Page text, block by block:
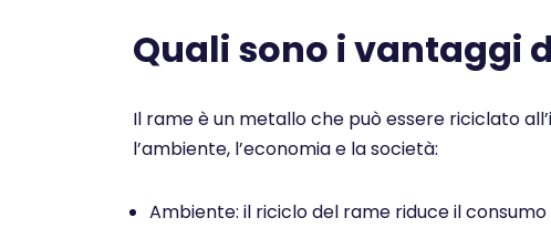
Quali sono i vantaggi
Il rame è un metallo che può essere riciclato
l’ambiente, l’economia e la società:
Ambiente: il riciclo del rame riduce il